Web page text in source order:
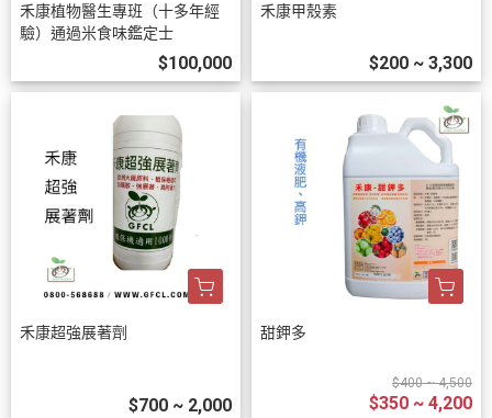
禾康植物醫生專班（十多年經
驗）通過米食味鑑定士
$100,000
禾康甲殼素
$200 ~ 3,300
禾康超強展著劑
$700 ~ 2,000
甜鉀多
$400 ~ 4,500
$350 ~ 4,200